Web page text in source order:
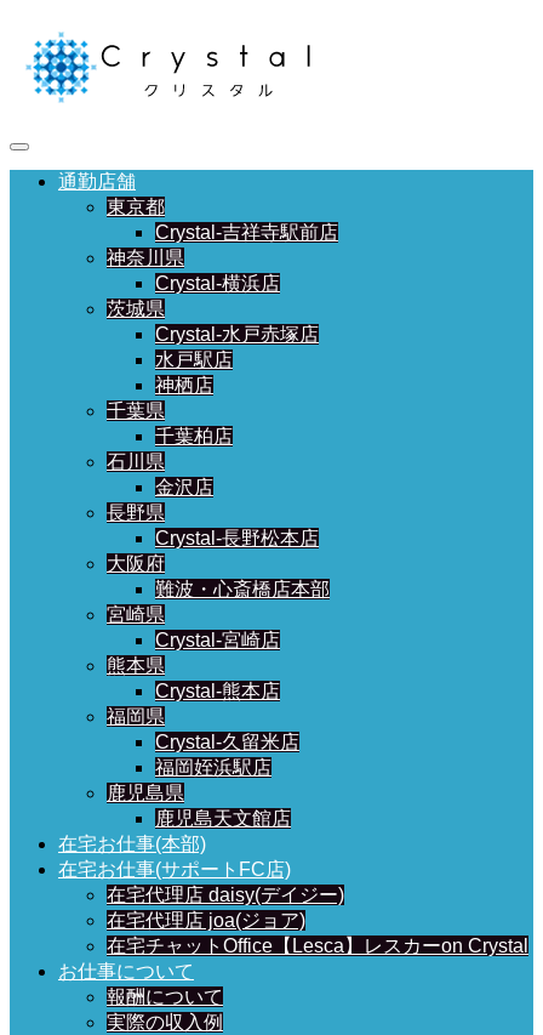
通勤店舗
東京都
Crystal-吉祥寺駅前店
神奈川県
Crystal-横浜店
茨城県
Crystal-水戸赤塚店
水戸駅店
神栖店
千葉県
千葉柏店
石川県
金沢店
長野県
Crystal-長野松本店
大阪府
難波・心斎橋店本部
宮崎県
Crystal-宮崎店
熊本県
Crystal-熊本店
福岡県
Crystal-久留米店
福岡姪浜駅店
鹿児島県
鹿児島天文館店
在宅お仕事(本部)
在宅お仕事(サポートFC店)
在宅代理店 daisy(デイジー)
在宅代理店 joa(ジョア)
在宅チャットOffice【Lesca】レスカーon Crystal
お仕事について
報酬について
実際の収入例